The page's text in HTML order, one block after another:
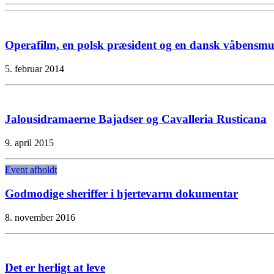
Operafilm, en polsk præsident og en dansk
5. februar 2014
Jalousidramaerne Bajadser og Cavalleria Rusticana
9. april 2015
Event afholdt
Godmodige sheriffer i hjertevarm dokumentar
8. november 2016
Det er herligt at leve